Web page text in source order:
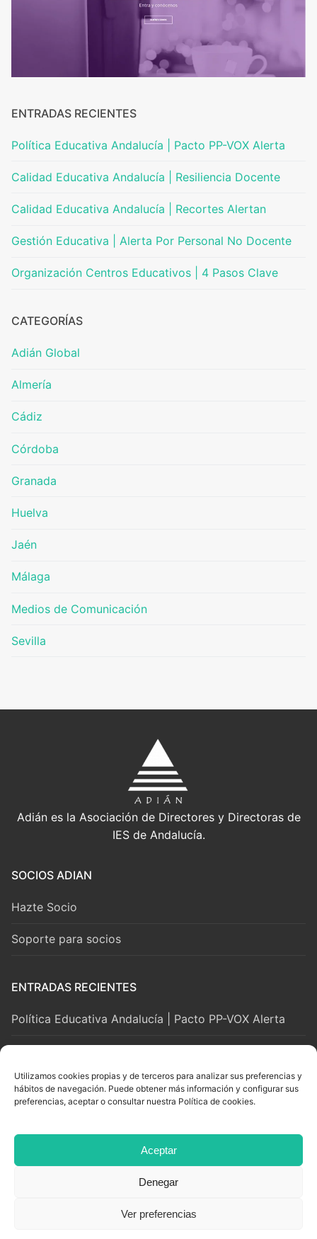
Utilizamos cookies propias y de terceros para analizar sus preferencias y
hábitos de navegación. Puede obtener más información y configurar sus
preferencias, aceptar o consultar nuestra Política de cookies.
Aceptar
Denegar
Ver preferencias
ENTRADAS RECIENTES
Política Educativa Andalucía | Pacto PP-VOX Alerta
Calidad Educativa Andalucía | Resiliencia Docente
Calidad Educativa Andalucía | Recortes Alertan
Gestión Educativa | Alerta Por Personal No Docente
Organización Centros Educativos | 4 Pasos Clave
CATEGORÍAS
Adián Global
Almería
Cádiz
Córdoba
Granada
Huelva
Jaén
Málaga
Medios de Comunicación
Sevilla
Adián es la Asociación de Directores y Directoras de
IES de Andalucía.
SOCIOS ADIAN
Hazte Socio
Soporte para socios
ENTRADAS RECIENTES
Política Educativa Andalucía | Pacto PP-VOX Alerta
LEGAL Y SOPORTE